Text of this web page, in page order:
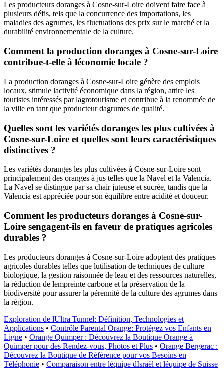
Les producteurs doranges à Cosne-sur-Loire doivent faire face à
plusieurs défis, tels que la concurrence des importations, les
maladies des agrumes, les fluctuations des prix sur le marché et la
durabilité environnementale de la culture.
Comment la production doranges à Cosne-sur-Loire
contribue-t-elle à léconomie locale ?
La production doranges à Cosne-sur-Loire génère des emplois
locaux, stimule lactivité économique dans la région, attire les
touristes intéressés par lagrotourisme et contribue à la renommée de
la ville en tant que producteur dagrumes de qualité.
Quelles sont les variétés doranges les plus cultivées à
Cosne-sur-Loire et quelles sont leurs caractéristiques
distinctives ?
Les variétés doranges les plus cultivées à Cosne-sur-Loire sont
principalement des oranges à jus telles que la Navel et la Valencia.
La Navel se distingue par sa chair juteuse et sucrée, tandis que la
Valencia est appréciée pour son équilibre entre acidité et douceur.
Comment les producteurs doranges à Cosne-sur-
Loire sengagent-ils en faveur de pratiques agricoles
durables ?
Les producteurs doranges à Cosne-sur-Loire adoptent des pratiques
agricoles durables telles que lutilisation de techniques de culture
biologique, la gestion raisonnée de leau et des ressources naturelles,
la réduction de lempreinte carbone et la préservation de la
biodiversité pour assurer la pérennité de la culture des agrumes dans
la région.
Exploration de lUltra Tunnel: Définition, Technologies et
Applications • Contrôle Parental Orange: Protégez vos Enfants en
Ligne • Orange Quimper : Découvrez la Boutique Orange à
Quimper pour des Rendez-vous, Photos et Plus • Orange Bergerac :
Découvrez la Boutique de Référence pour vos Besoins en
Téléphonie • Comparaison entre léquipe dIsraël et léquipe de Suisse